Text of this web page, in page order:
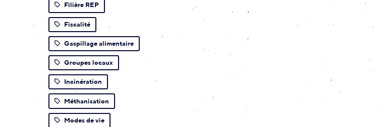
Filière REP
Fiscalité
Gaspillage alimentaire
Groupes locaux
Incinération
Méthanisation
Modes de vie